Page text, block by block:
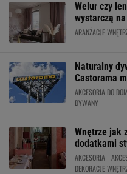
Welur czy
wystarczą
ARANŻACJE
Naturalny
Castorama
AKCESORIA DO
DYWANY
Wnętrze jak
dodatkami
AKCESORIA
DEKORACJE